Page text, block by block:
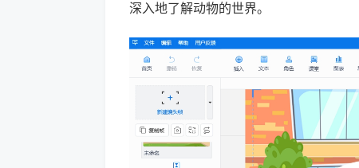
深入地了解动物的世界。